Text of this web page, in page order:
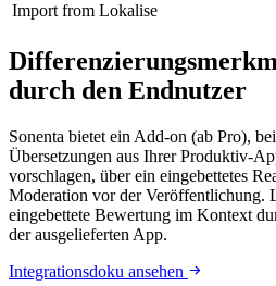
Import from Lokalise
durch den Endnutzer
Sonenta bietet ein Add-on (ab Pro),
Übersetzungen aus Ihrer Produktiv-
vorschlagen, über ein eingebettetes
Moderation vor der Veröffentlichung.
eingebettete Bewertung im Kontext
der ausgelieferten App.
Integrationsdoku ansehen